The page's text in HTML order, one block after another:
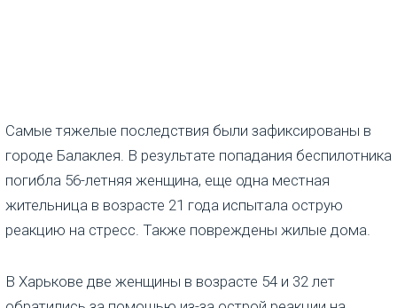
Самые тяжелые последствия были зафиксированы в
городе Балаклея. В результате попадания беспилотника
погибла 56-летняя женщина, еще одна местная
жительница в возрасте 21 года испытала острую
реакцию на стресс. Также повреждены жилые дома.
В Харькове две женщины в возрасте 54 и 32 лет